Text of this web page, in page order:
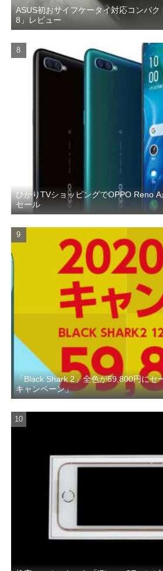
ASUS初おサイフケータイ対応コンパ
8」レビュー
ひかりTVショッピングでOPPO Reno
セール
「Black Shark 2」全色が59,800円にセ
キャンペーン」